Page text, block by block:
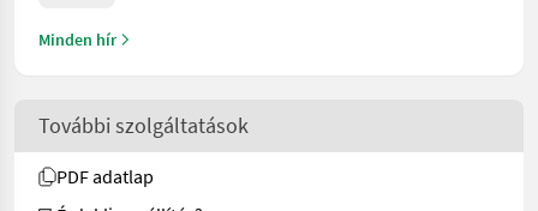
Minden hír
További szolgáltatások
PDF adatlap